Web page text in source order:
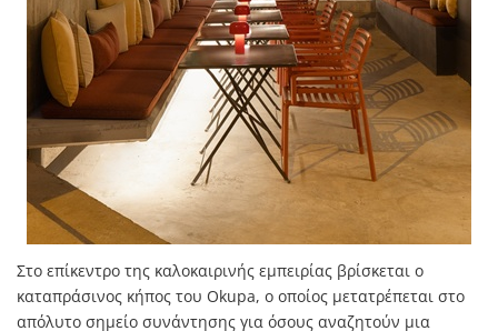
Στο επίκεντρο της καλοκαιρινής εμπειρίας βρίσκεται ο
καταπράσινος κήπος του Okupa, ο οποίος μετατρέπεται στο
απόλυτο σημείο συνάντησης για όσους αναζητούν μια